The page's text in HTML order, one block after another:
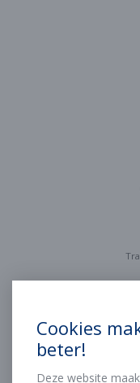
Cookies
beter!
Deze website